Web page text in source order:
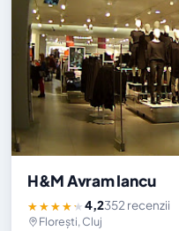
H&M Avram Iancu
★★★★★4,2352 recenzii
Florești, Cluj